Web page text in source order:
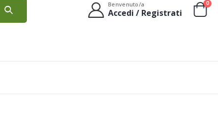
Benvenuto/a
Accedi / Registrati
0